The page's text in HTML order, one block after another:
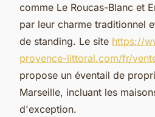
comme Le Roucas-Blanc et
par leur charme traditionnel
de standing. Le site https://
provence-littoral.com/fr/
propose un éventail de
Marseille, incluant les
d'exception.